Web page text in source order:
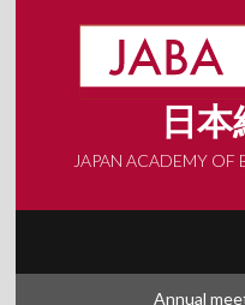
日
JAPAN ACADEMY OF
Annual